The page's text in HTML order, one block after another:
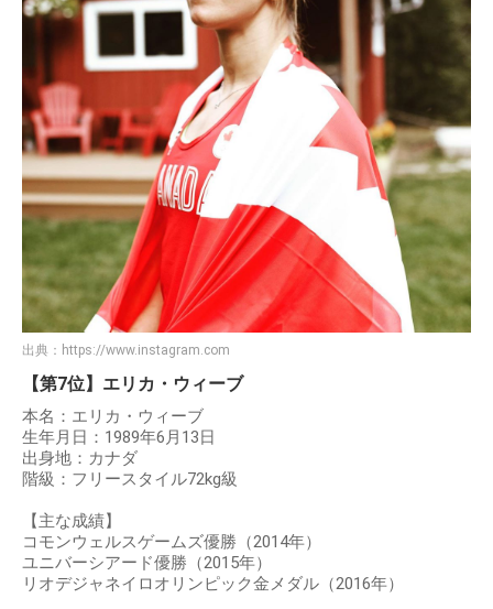
出典： https://www.instagram.com
【第7位】エリカ・ウィーブ
本名：エリカ・ウィーブ
生年月日：1989年6月13日
出身地：カナダ
階級：フリースタイル72kg級
【主な成績】
コモンウェルスゲームズ優勝（2014年）
ユニバーシアード優勝（2015年）
リオデジャネイロオリンピック金メダル（2016年）